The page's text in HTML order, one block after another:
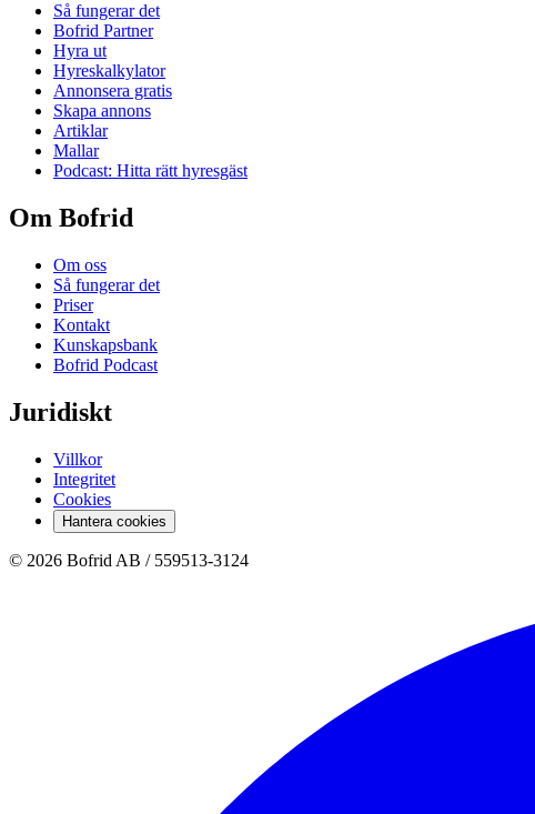
Så fungerar det
Bofrid Partner
Hyra ut
Hyreskalkylator
Annonsera gratis
Skapa annons
Artiklar
Mallar
Podcast: Hitta rätt hyresgäst
Om Bofrid
Om oss
Så fungerar det
Priser
Kontakt
Kunskapsbank
Bofrid Podcast
Juridiskt
Villkor
Integritet
Cookies
Hantera cookies
© 2026 Bofrid AB / 559513-3124